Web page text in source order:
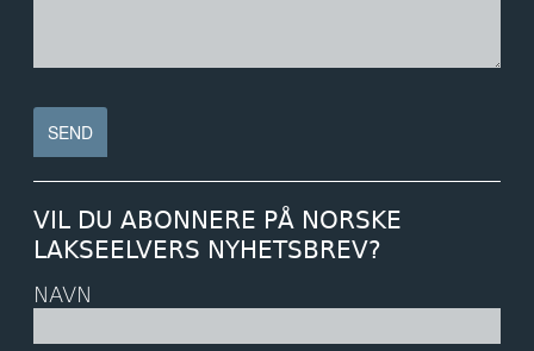
VIL DU ABONNERE PÅ NORSKE
LAKSEELVERS NYHETSBREV?
NAVN